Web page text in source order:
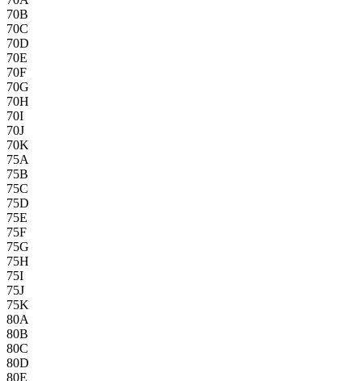
70B
70C
70D
70E
70F
70G
70H
70I
70J
70K
75A
75B
75C
75D
75E
75F
75G
75H
75I
75J
75K
80A
80B
80C
80D
80E